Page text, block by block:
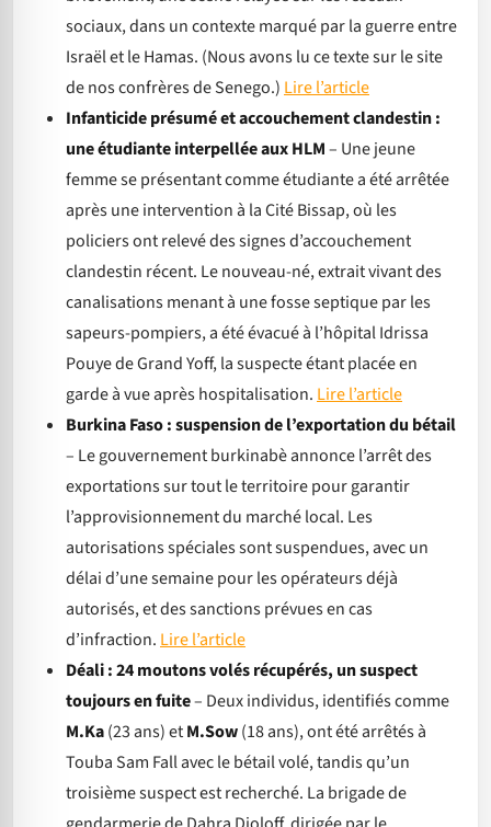
sociaux, dans un contexte marqué par la guerre entre
Israël et le Hamas. (Nous avons lu ce texte sur le site
de nos confrères de Senego.) Lire l’article
Infanticide présumé et accouchement clandestin :
une étudiante interpellée aux HLM– Une jeune
femme se présentant comme étudiante a été arrêtée
après une intervention à la Cité Bissap, où les
policiers ont relevé des signes d’accouchement
clandestin récent. Le nouveau-né, extrait vivant des
canalisations menant à une fosse septique par les
sapeurs-pompiers, a été évacué à l’hôpital Idrissa
Pouye de Grand Yoff, la suspecte étant placée en
garde à vue après hospitalisation. Lire l’article
Burkina Faso : suspension de l’exportation du bétail
– Le gouvernement burkinabè annonce l’arrêt des
exportations sur tout le territoire pour garantir
l’approvisionnement du marché local. Les
autorisations spéciales sont suspendues, avec un
délai d’une semaine pour les opérateurs déjà
autorisés, et des sanctions prévues en cas
d’infraction. Lire l’article
Déali : 24 moutons volés récupérés, un suspect
toujours en fuite– Deux individus, identifiés comme
M.Ka(23 ans) etM.Sow(18 ans), ont été arrêtés à
Touba Sam Fall avec le bétail volé, tandis qu’un
troisième suspect est recherché. La brigade de